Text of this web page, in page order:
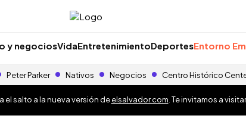
y negociosVidaEntretenimientoDeportesEntorno
Peter Parker Nativos Negocios Centro Histórico
el salto a la nueva versión deelsalvador.com . Te invitamos a